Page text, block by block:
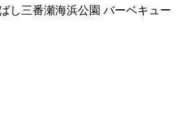
し三番瀬海浜公園 バーベキュー